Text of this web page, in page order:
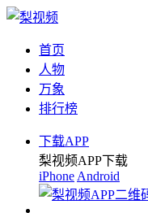
首页
人物
万象
排行榜
下载APP
梨视频APP下载
iPhone Android